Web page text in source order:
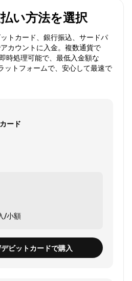
い方法を選択
トカード、銀行振込、サードパ
カウントに入金。複数通貨で
時処理可能で、最低入金額な
ットフォームで、安心して最速で
ード
/小額
ビットカードで購入